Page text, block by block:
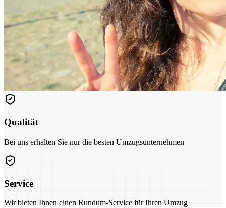
Qualität
Bei uns erhalten Sie nur die besten Umzugsunternehmen
Service
Wir bieten Ihnen einen Rundum-Service für Ihren Umzug